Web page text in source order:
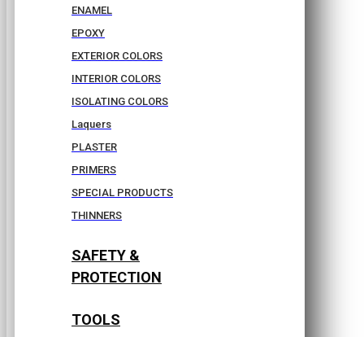
ENAMEL
EPOXY
EXTERIOR COLORS
INTERIOR COLORS
ISOLATING COLORS
Laquers
PLASTER
PRIMERS
SPECIAL PRODUCTS
THINNERS
SAFETY &
PROTECTION
TOOLS